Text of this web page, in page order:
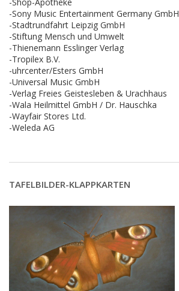
-Sony Music Entertainment Germany GmbH
-Stadtrundfahrt Leipzig GmbH
-Stiftung Mensch und Umwelt
-Thienemann Esslinger Verlag
-Tropilex B.V.
-uhrcenter/Esters GmbH
-Universal Music GmbH
-Verlag Freies Geistesleben & Urachhaus
-Wala Heilmittel GmbH / Dr. Hauschka
-Wayfair Stores Ltd.
-Weleda AG
TAFELBILDER-KLAPPKARTEN